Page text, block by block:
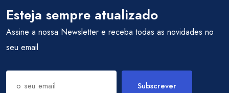
Esteja sempre atualizado
Assine a nossa Newsletter e receba todas as novidades no
seu email
Subscrever